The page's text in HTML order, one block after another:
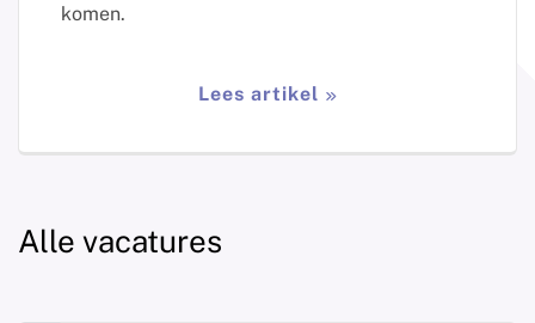
komen.
Lees artikel
Alle vacatures